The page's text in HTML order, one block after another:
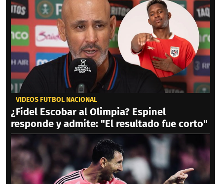
VIDEOS FÚTBOL NACIONAL
¿Fidel Escobar al Olimpia? Espinel
responde y admite: "El resultado fue corto"